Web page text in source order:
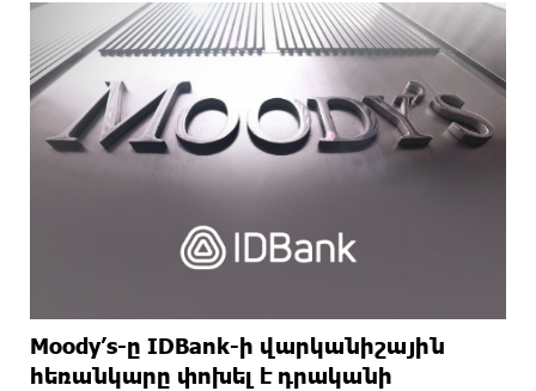
Moody’s-ը IDBank-ի վարկանիշային
հեռանկարը փոխել է դրականի